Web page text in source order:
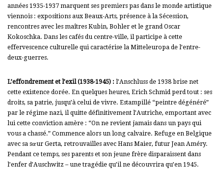
années 1935-1937 marquent ses premiers pas dans le monde artistique
viennois : expositions aux Beaux-Arts, présence à la Sécession,
rencontres avec les maîtres Kubin, Bohler et le grand Oscar
Kokoschka. Dans les cafés du centre-ville, il participe à cette
effervescence culturelle qui caractérise la Mitteleuropa de l’entre-
deux-guerres.
L’effondrement et l’exil (1938-1945) : l’Anschluss de 1938 brise net
cette existence dorée. En quelques heures, Erich Schmid perd tout : ses
droits, sa patrie, jusqu’à celui de vivre. Estampillé “peintre dégénéré”
par le régime nazi, il quitte définitivement l’Autriche, emportant avec
lui cette conviction amère : “On ne revient jamais dans un pays qui
vous a chassé.” Commence alors un long calvaire. Refuge en Belgique
avec sa sœur Gerta, retrouvailles avec Hans Maier, futur Jean Améry.
Pendant ce temps, ses parents et son jeune frère disparaissent dans
l’enfer d’Auschwitz – une tragédie qu’il ne découvrira qu’en 1945.